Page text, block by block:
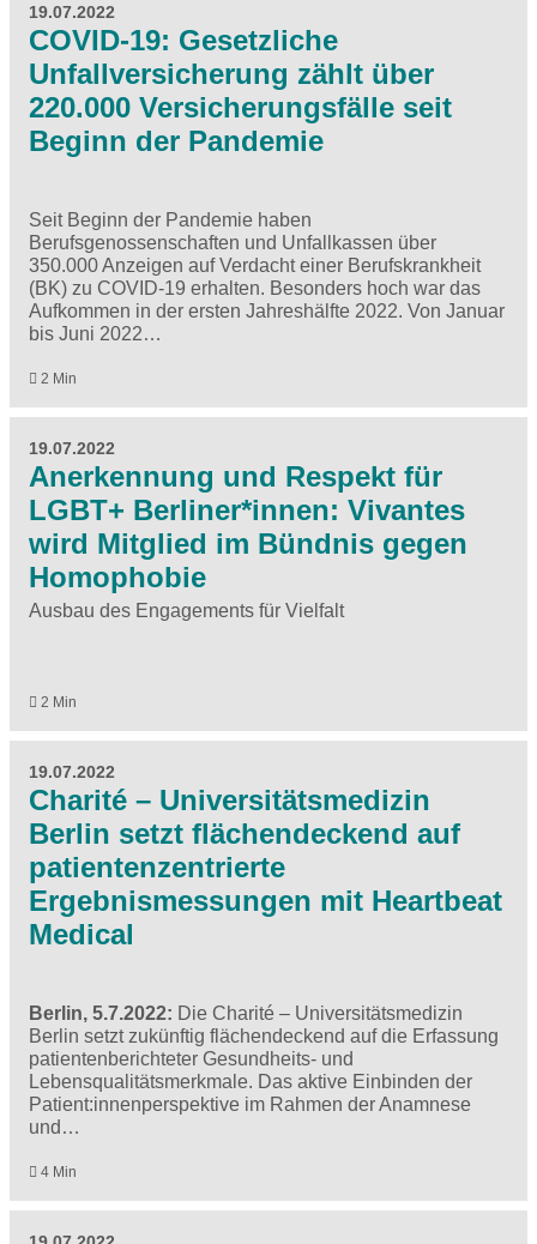
19.07.2022
COVID-19: Gesetzliche
Unfallversicherung zählt über
220.000 Versicherungsfälle seit
Beginn der Pandemie
Seit Beginn der Pandemie haben
Berufsgenossenschaften und Unfallkassen über
350.000 Anzeigen auf Verdacht einer Berufskrankheit
(BK) zu COVID-19 erhalten. Besonders hoch war das
Aufkommen in der ersten Jahreshälfte 2022. Von Januar
bis Juni 2022…
2 Min
19.07.2022
Anerkennung und Respekt für
LGBT+ Berliner*innen: Vivantes
wird Mitglied im Bündnis gegen
Homophobie
Ausbau des Engagements für Vielfalt
2 Min
19.07.2022
Charité – Universitätsmedizin
Berlin setzt flächendeckend auf
patientenzentrierte
Ergebnismessungen mit Heartbeat
Medical
Berlin, 5.7.2022: Die Charité – Universitätsmedizin
Berlin setzt zukünftig flächendeckend auf die Erfassung
patientenberichteter Gesundheits- und
Lebensqualitätsmerkmale. Das aktive Einbinden der
Patient:innenperspektive im Rahmen der Anamnese
und…
4 Min